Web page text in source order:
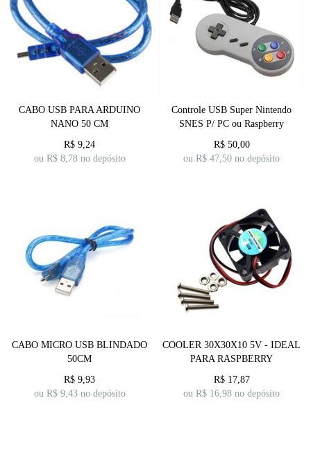
CABO USB PARA ARDUINO
NANO 50 CM
R$ 9,24
ou R$ 8,78 no depósito
Controle USB Super Nintendo
SNES P/ PC ou Raspberry
R$ 50,00
ou R$ 47,50 no depósito
CABO MICRO USB BLINDADO
50CM
R$ 9,93
ou R$ 9,43 no depósito
COOLER 30X30X10 5V - IDEAL
PARA RASPBERRY
R$ 17,87
ou R$ 16,98 no depósito